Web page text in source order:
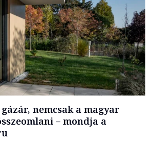
fel a következő
témákat
Pénz Zöld Legyél jobb!
nemcsak a magyar
– mondja a